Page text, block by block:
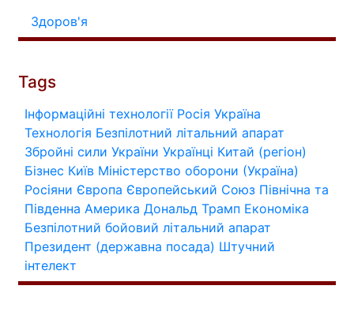
Здоров'я
Tags
Інформаційні технології Росія Україна
Технологія Безпілотний літальний апарат
Збройні сили України Українці Китай (регіон)
Бізнес Київ Міністерство оборони (Україна)
Росіяни Європа Європейський Союз Північна та
Південна Америка Дональд Трамп Економіка
Безпілотний бойовий літальний апарат
Президент (державна посада) Штучний
інтелект